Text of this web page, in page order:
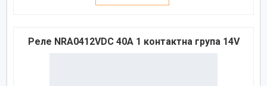
Реле NRA0412VDC 40A 1 контактна група 14V